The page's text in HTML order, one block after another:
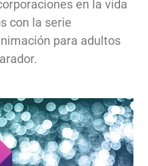
en la vida
con la serie
para adultos